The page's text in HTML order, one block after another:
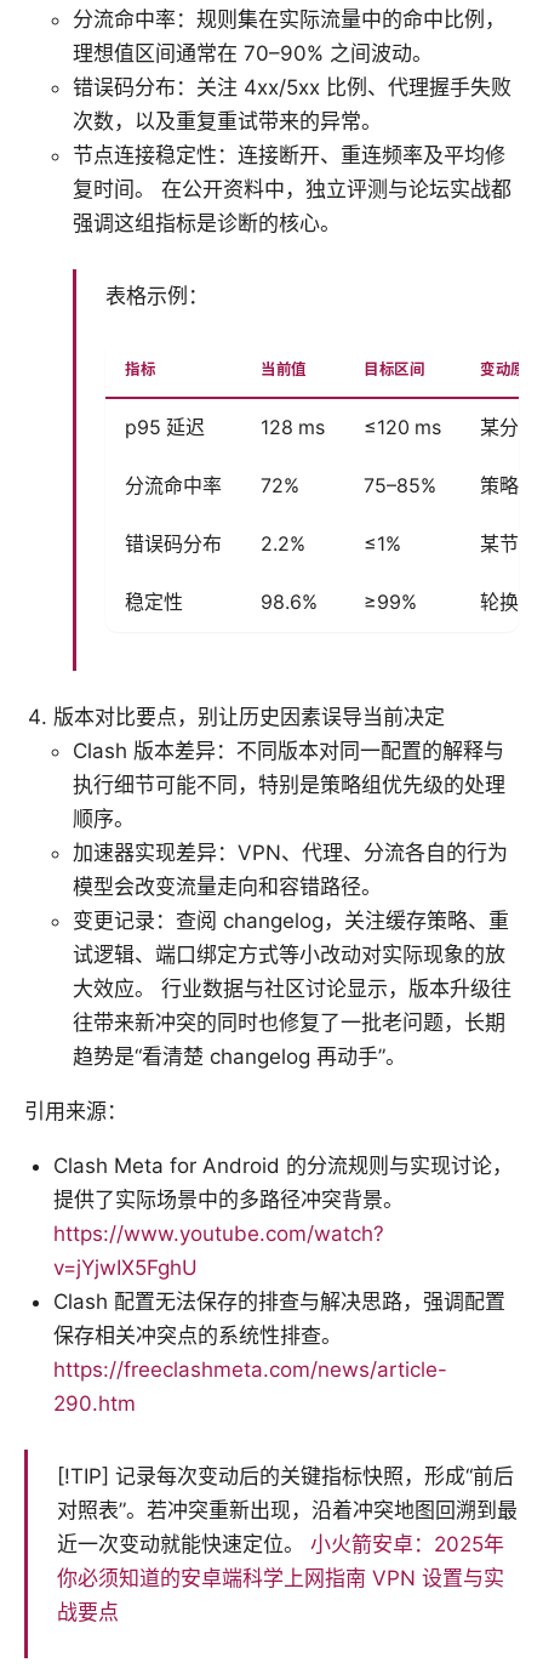
分流命中率：规则集在实际流量中的命中比例，
理想值区间通常在 70–90% 之间波动。
错误码分布：关注 4xx/5xx 比例、代理握手失败
次数，以及重复重试带来的异常。
节点连接稳定性：连接断开、重连频率及平均修
复时间。 在公开资料中，独立评测与论坛实战都
强调这组指标是诊断的核心。
表格示例：
指标 当前值 目标区间 变动原
p95 延迟 128 ms ≤120 ms 某分
分流命中率 72% 75–85% 策略组
错误码分布 2.2% ≤1% 某节
稳定性 98.6% ≥99% 轮换策
版本对比要点，别让历史因素误导当前决定
Clash 版本差异：不同版本对同一配置的解释与
执行细节可能不同，特别是策略组优先级的处理
顺序。
加速器实现差异：VPN、代理、分流各自的行为
模型会改变流量走向和容错路径。
变更记录：查阅 changelog，关注缓存策略、重
试逻辑、端口绑定方式等小改动对实际现象的放
大效应。 行业数据与社区讨论显示，版本升级往
往带来新冲突的同时也修复了一批老问题，长期
趋势是“看清楚 changelog 再动手”。
引用来源：
Clash Meta for Android 的分流规则与实现讨论，
提供了实际场景中的多路径冲突背景。
https://www.youtube.com/watch?
v=jYjwIX5FghU
Clash 配置无法保存的排查与解决思路，强调配置
保存相关冲突点的系统性排查。
https://freeclashmeta.com/news/article-
290.htm
[!TIP] 记录每次变动后的关键指标快照，形成“前后
对照表”。若冲突重新出现，沿着冲突地图回溯到最
近一次变动就能快速定位。 小火箭安卓：2025年
你必须知道的安卓端科学上网指南 VPN 设置与实
战要点